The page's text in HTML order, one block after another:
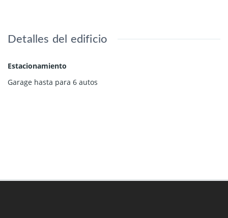
Detalles del edificio
Estacionamiento
Garage hasta para 6 autos